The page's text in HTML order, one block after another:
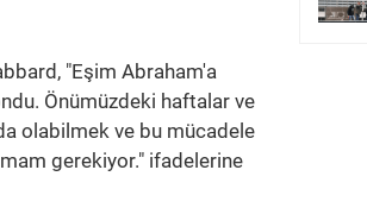
"Eşim Abraham'a
Önümüzdeki haftalar ve
olabilmek ve bu mücadele
gerekiyor." ifadelerine